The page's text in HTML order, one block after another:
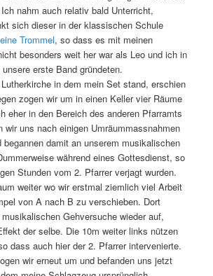
nahm auch relativ bald Unterricht,
sich dieser in der klassischen Schule
Trommel, so dass es mit meinen
besonders weit her war als Leo und ich in
unsere erste Band gründeten.
in dem mein Set stand, erschien
zogen wir um in einen Keller vier Räume
eher in den Bereich des anderen Pfarramts
wir uns nach einigen Umräummassnahmen
begannen damit an unserem musikalischen
während eines Gottesdienst, so
Stunden vom 2. Pfarrer verjagt wurden.
weiter wo wir erstmal ziemlich viel Arbeit
von A nach B zu verschieben. Dort
Gehversuche wieder auf,
der selbe. Die 10m weiter links nützen
dass auch hier der 2. Pfarrer intervenierte.
wir erneut um und befanden uns jetzt